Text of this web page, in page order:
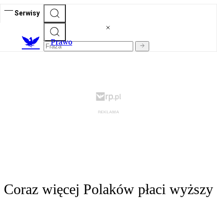
Serwisy
Prawo
Coraz więcej Polaków płaci wyższy